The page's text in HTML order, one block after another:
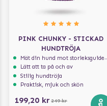
PINK CHUNKY - STICKAD
HUNDTRÖJA
Mät din hund mot storleksguiden för att få rätt storlek
Lätt att ta på och av
Stilig hundtröja
Praktisk, mjuk och skön
199,20 kr 249 kr